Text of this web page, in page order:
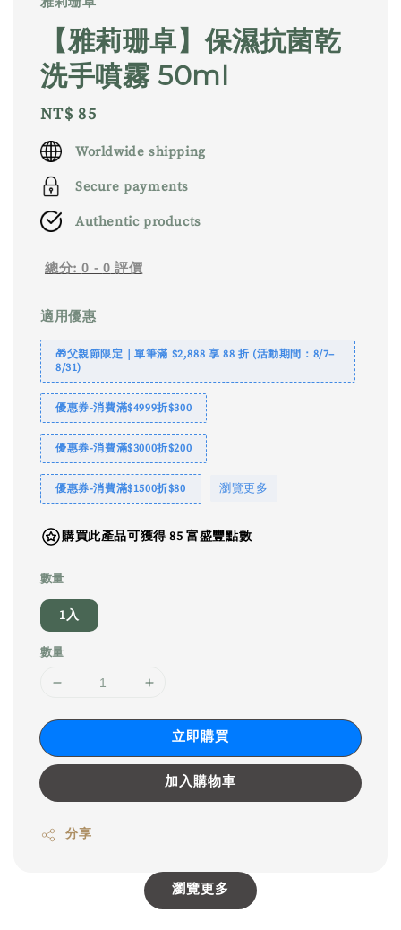
【雅莉珊卓】保濕抗菌乾
洗手噴霧 50ml
Regular
price
NT$ 85
Worldwide shipping
Secure payments
Authentic products
總分:0 - 0 評價
適用優惠
🎁父親節限定｜單筆滿 $2,888 享 88 折 (活動期間：8/7–
8/31)
優惠券-消費滿$4999折$300
優惠券-消費滿$3000折$200
優惠券-消費滿$1500折$80 瀏覽更多
購買此產品可獲得 85 富盛豐點數
數量
1入
數量
立即購買
加入購物車
分享
瀏覽更多